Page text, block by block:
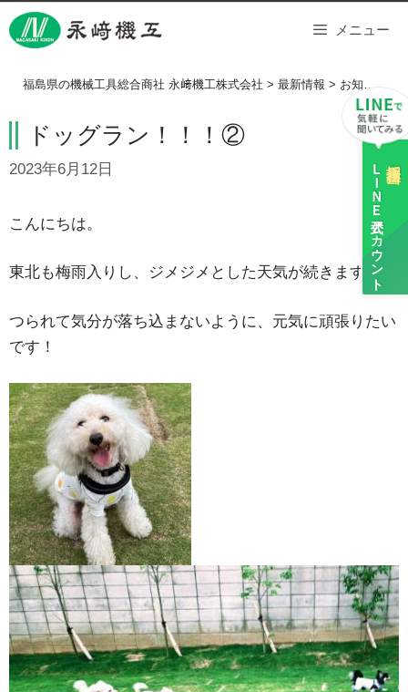
Skip
to
ＬＩＮＥ
公式アカウント
メニュー
福島県の機械工具総合商社 永﨑機工株式会社 > 最新情報 > お知らせ >
ドッグラン！！！②
2023年6月12日
こんにちは。
東北も梅雨入りし、ジメジメとした天気が続きますね。
つられて気分が落ち込まないように、元気に頑張りたい
です！